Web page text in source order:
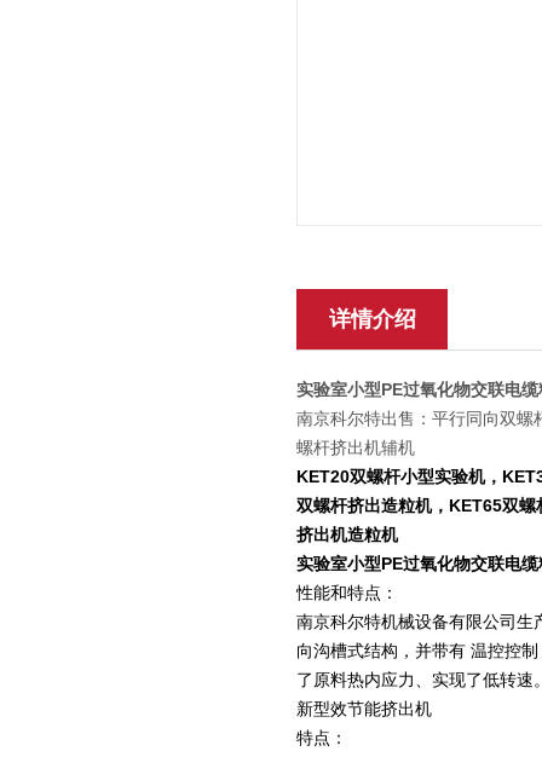
详情介绍
实验室小型PE过氧化物交联电
南京科尔特出售：平行同向双
螺杆挤出机辅机
KET20双螺杆小型实验机，
双螺杆挤出造粒机，KET65双
挤出机造粒机
实验室小型PE过氧化物交联电
性能和特点：
南京科尔特机械设备有限公司
向沟槽式结构，并带有 温控控
了原料热内应力、实现了低转速
新型效节能挤出机
特点：